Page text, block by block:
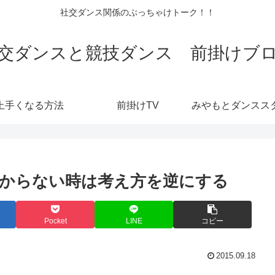
社交ダンス関係のぶっちゃけトーク！！
ダンスと競技ダンス 前掛けブ
上手くなる方法 前掛けTV
らない時は考え方を逆にする
Pocket LINE コピー
2015.09.18